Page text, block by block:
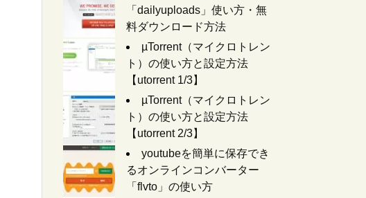
「dailyuploads」使い方・無
料ダウンロード方法
µTorrent（マイクロトレン
ト）の使い方と設定方法
【utorrent 1/3】
µTorrent（マイクロトレン
ト）の使い方と設定方法
【utorrent 2/3】
youtubeを簡単に保存でき
るオンラインコンバーター
「flvto」の使い方